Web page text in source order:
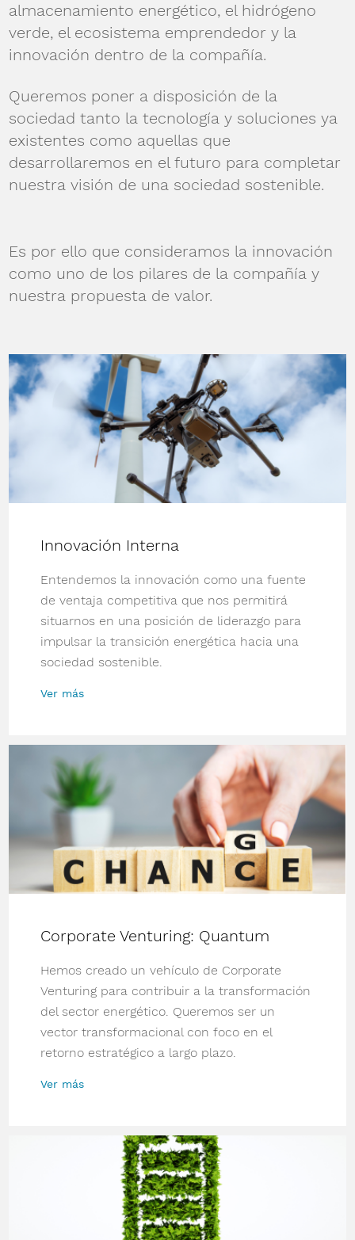
almacenamiento energético, el hidrógeno
verde, el ecosistema emprendedor y la
innovación dentro de la compañía.
Queremos poner a disposición de la
sociedad tanto la tecnología y soluciones ya
existentes como aquellas que
desarrollaremos en el futuro para completar
nuestra visión de una sociedad sostenible.
Es por ello que consideramos la innovación
como uno de los pilares de la compañía y
nuestra propuesta de valor.
Innovación Interna
Entendemos la innovación como una fuente
de ventaja competitiva que nos permitirá
situarnos en una posición de liderazgo para
impulsar la transición energética hacia una
sociedad sostenible.
Ver más
Corporate Venturing: Quantum
Hemos creado un vehículo de Corporate
Venturing para contribuir a la transformación
del sector energético. Queremos ser un
vector transformacional con foco en el
retorno estratégico a largo plazo.
Ver más